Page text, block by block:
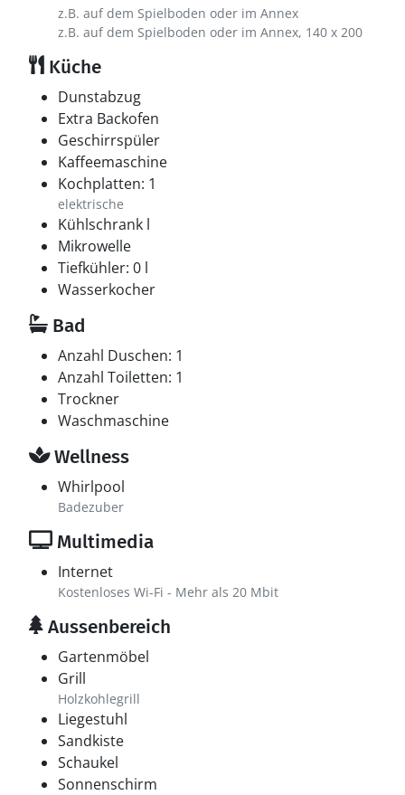
z.B. auf dem Spielboden oder im Annex
z.B. auf dem Spielboden oder im Annex, 140 x 200
Küche
Dunstabzug
Extra Backofen
Geschirrspüler
Kaffeemaschine
Kochplatten: 1
elektrische
Kühlschrank l
Mikrowelle
Tiefkühler: 0 l
Wasserkocher
Bad
Anzahl Duschen: 1
Anzahl Toiletten: 1
Trockner
Waschmaschine
Wellness
Whirlpool
Badezuber
Multimedia
Internet
Kostenloses Wi-Fi - Mehr als 20 Mbit
Aussenbereich
Gartenmöbel
Grill
Holzkohlegrill
Liegestuhl
Sandkiste
Schaukel
Sonnenschirm